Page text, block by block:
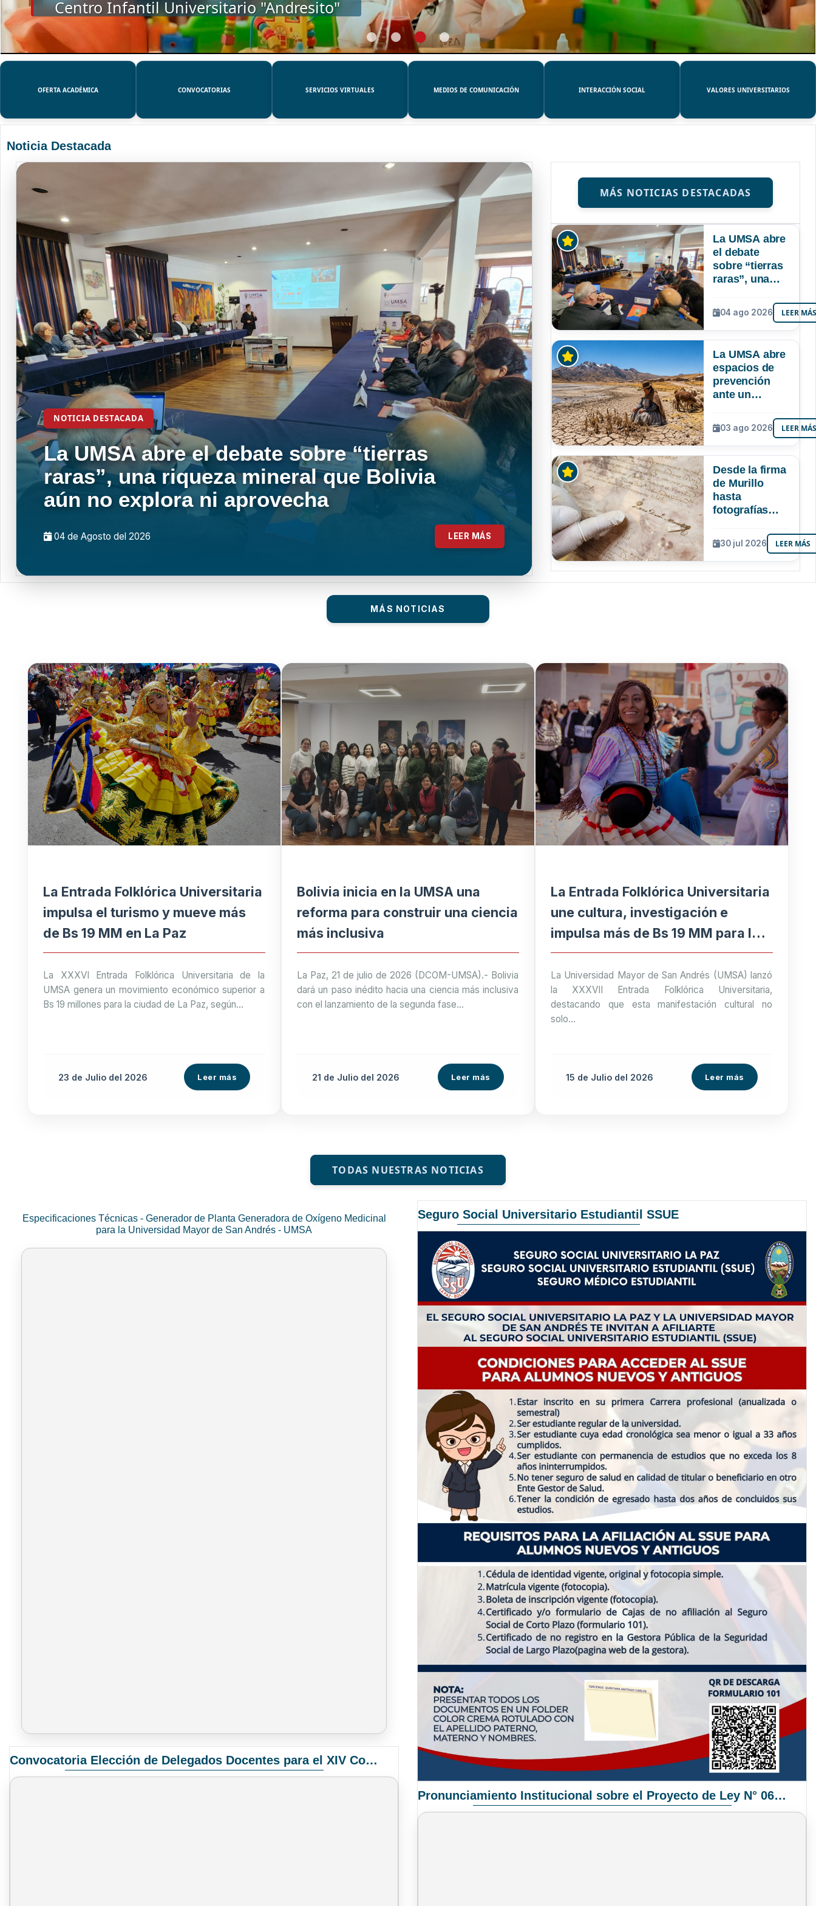
SSUE
OFERTA ACADÉMICA CONVOCATORIAS SERVICIOS VIRTUALES MEDIOS DE COMUNICACIÓN INTERACCIÓN SOCIAL VALORES UNIVERSITARIOS
Noticia Destacada
NOTICIA DESTACADA
La UMSA abre el debate sobre “tierras
raras”, una riqueza mineral que Bolivia
aún no explora ni aprovecha
04 de Agosto del 2026 LEER MÁS
MÁS NOTICIAS DESTACADAS
La UMSA abre
el debate
sobre “tierras
raras”, una
mineral que
Bolivia aún no
explora ni
04 ago 2026 LEER
La UMSA abre
espacios de
prevención
ante un
Niño que
podría superar
a los tres
Bolivia
03 ago 2026 LEER
Desde la firma
de Murillo
hasta
fotografías
UMSA
resguarda 6
joyas de la
30 jul 2026 LEER MÁS
MÁS NOTICIAS
La Entrada Folklórica Universitaria
impulsa el turismo y mueve más
de Bs 19 MM en La Paz
La XXXVI Entrada Folklórica Universitaria de la
UMSA genera un movimiento económico superior a
Bs 19 millones para la ciudad de La Paz, según...
23 de Julio del 2026 Leer más
Bolivia inicia en la UMSA una
reforma para construir una ciencia
más inclusiva
La Paz, 21 de julio de 2026 (DCOM-UMSA).- Bolivia
dará un paso inédito hacia una ciencia más inclusiva
con el lanzamiento de la segunda fase...
21 de Julio del 2026 Leer más
La Entrada Folklórica Universitaria
une cultura, investigación e
impulsa más de Bs 19 MM para la
economía paceña
La Universidad Mayor de San Andrés (UMSA) lanzó
la XXXVII Entrada Folklórica Universitaria,
destacando que esta manifestación cultural no
solo...
15 de Juliodel 2026 Leer más
TODAS NUESTRAS NOTICIAS
Especificaciones Técnicas - Generador de Planta Generadora de Oxígeno Medicinal
para la Universidad Mayor de San Andrés - UMSA
Convocatoria Elección de Delegados Docentes para el XIV Congreso Nacional de Universidades
Seguro Social Universitario Estudiantil SSUE
Pronunciamiento Institucional sobre el Proyecto de Ley N° 068/2025-2026 C.S.